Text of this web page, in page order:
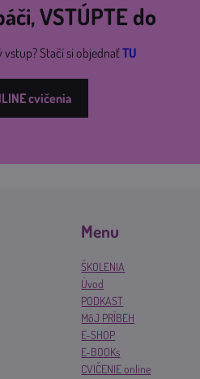
VSTÚPTE do
vstup? Stačí si objednaťTU
cvičenia
Menu
ŠKOLENIA
Úvod
PODKAST
MôJ PRÍBEH
E-SHOP
E-BOOKs
CVIČENIE online